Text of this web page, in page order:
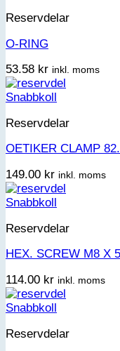
Reservdelar
O-RING
53.58 kr inkl. moms
Snabbkoll
Reservdelar
OETIKER CLAMP
149.00 kr inkl. moms
Snabbkoll
Reservdelar
HEX. SCREW M8 X
114.00 kr inkl. moms
Snabbkoll
Reservdelar